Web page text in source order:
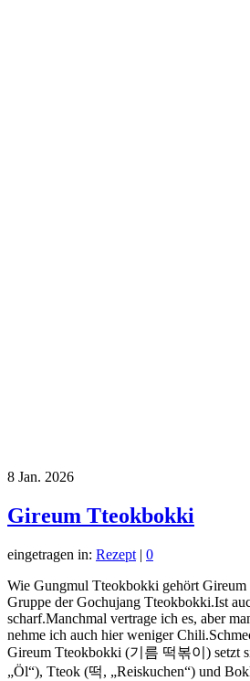
8 Jan. 2026
Gireum Tteokbokki
eingetragen in: Rezept | 0
Wie Gungmul Tteokbokki gehört
Gruppe der Gochujang Tteokbokki.Ist
scharf.Manchmal vertrage ich es, aber
nehme ich auch hier weniger
Gireum Tteokbokki (기름 떡볶이) setzt
„Öl“), Tteok (떡, „Reiskuchen“) und